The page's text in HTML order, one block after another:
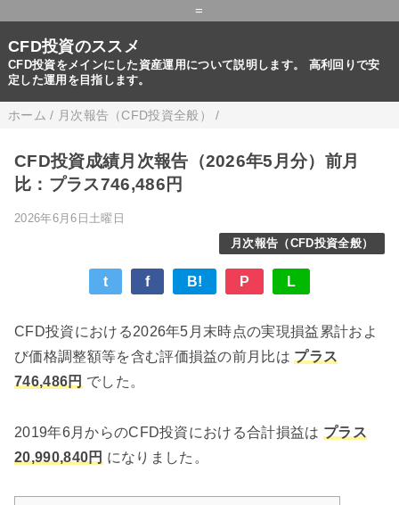
=
CFD投資のススメ
CFD投資をメインにした資産運用について説明します。 高利回りで安
定した運用を目指します。
ホーム / 月次報告（CFD投資全般） /
CFD投資成績月次報告（2026年5月分）前月
比：プラス746,486円
2026年6月6日土曜日
月次報告（CFD投資全般）
t f B! P L
CFD投資における2026年5月末時点の実現損益累計およ
び価格調整額等を含む評価損益の前月比はプラス
746,486円でした。
2019年6月からのCFD投資における合計損益は プラス
20,990,840円 になりました。